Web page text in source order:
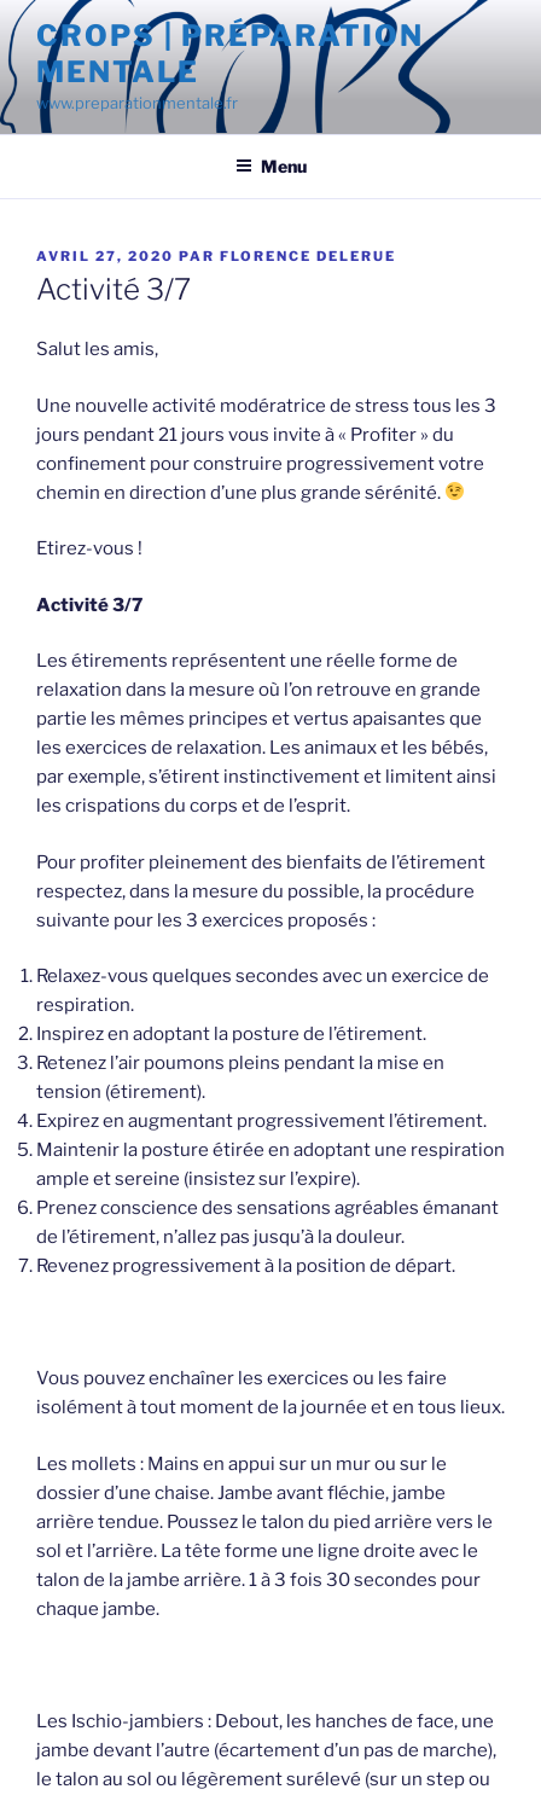
Aller
au
contenu
principal
CROPS | PRÉPARATION
MENTALE
www.preparationmentale.fr
Menu
PUBLIÉ
LE
AVRIL 27, 2020 PAR FLORENCE DELERUE
Activité 3/7
Salut les amis,
Une nouvelle activité modératrice de stress tous les 3
jours pendant 21 jours vous invite à « Profiter » du
confinement pour construire progressivement votre
chemin en direction d’une plus grande sérénité.
Etirez-vous !
Activité 3/7
Les étirements représentent une réelle forme de
relaxation dans la mesure où l’on retrouve en grande
partie les mêmes principes et vertus apaisantes que
les exercices de relaxation. Les animaux et les bébés,
par exemple, s’étirent instinctivement et limitent ainsi
les crispations du corps et de l’esprit.
Pour profiter pleinement des bienfaits de l’étirement
respectez, dans la mesure du possible, la procédure
suivante pour les 3 exercices proposés :
Relaxez-vous quelques secondes avec un exercice de
respiration.
Inspirez en adoptant la posture de l’étirement.
Retenez l’air poumons pleins pendant la mise en
tension (étirement).
Expirez en augmentant progressivement l’étirement.
Maintenir la posture étirée en adoptant une respiration
ample et sereine (insistez sur l’expire).
Prenez conscience des sensations agréables émanant
de l’étirement, n’allez pas jusqu’à la douleur.
Revenez progressivement à la position de départ.
Vous pouvez enchaîner les exercices ou les faire
isolément à tout moment de la journée et en tous lieux.
Les mollets : Mains en appui sur un mur ou sur le
dossier d’une chaise. Jambe avant fléchie, jambe
arrière tendue. Poussez le talon du pied arrière vers le
sol et l’arrière. La tête forme une ligne droite avec le
talon de la jambe arrière. 1 à 3 fois 30 secondes pour
chaque jambe.
Les Ischio-jambiers : Debout, les hanches de face, une
jambe devant l’autre (écartement d’un pas de marche),
le talon au sol ou légèrement surélevé (sur un step ou